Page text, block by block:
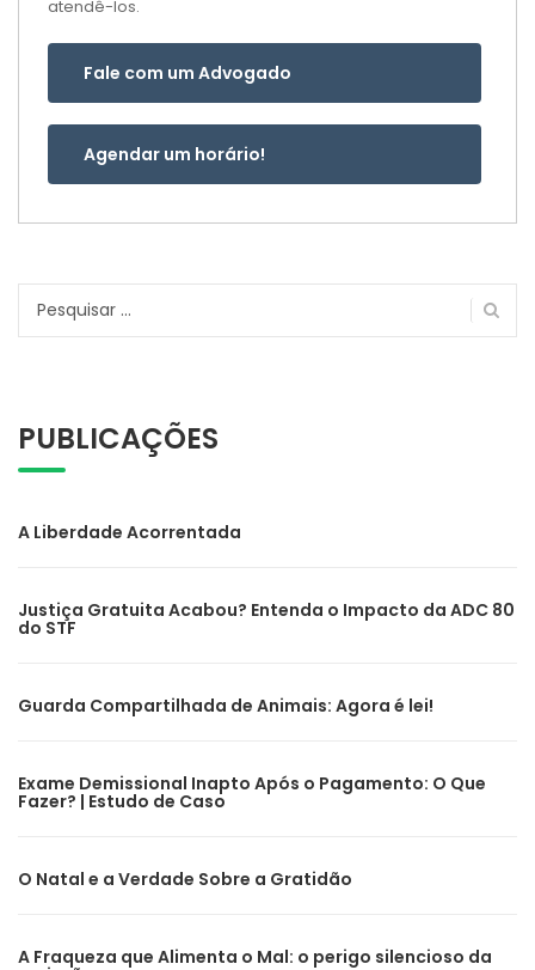
atendê-los.
Fale com um Advogado
Agendar um horário!
Pesquisar
PUBLICAÇÕES
A Liberdade Acorrentada
Justiça Gratuita Acabou? Entenda o Impacto da ADC 80
do STF
Guarda Compartilhada de Animais: Agora é lei!
Exame Demissional Inapto Após o Pagamento: O Que
Fazer? | Estudo de Caso
O Natal e a Verdade Sobre a Gratidão
A Fraqueza que Alimenta o Mal: o perigo silencioso da